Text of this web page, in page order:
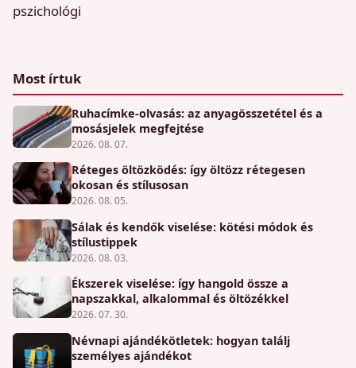
pszichológi
Most írtuk
Ruhacímke-olvasás: az anyagösszetétel és a
mosásjelek megfejtése
2026. 08. 07.
Réteges öltözködés: így öltözz rétegesen
okosan és stílusosan
2026. 08. 05.
Sálak és kendők viselése: kötési módok és
stílustippek
2026. 08. 03.
Ékszerek viselése: így hangold össze a
napszakkal, alkalommal és öltözékkel
2026. 07. 30.
Névnapi ajándékötletek: hogyan találj
személyes ajándékot